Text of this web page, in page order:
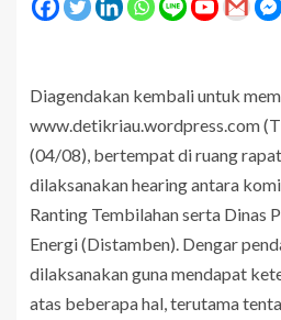
Diagendakan kembali untuk
www.detikriau.wordpress.com
(04/08), bertempat di ruang
dilaksanakan hearing antara
Ranting Tembilahan serta Dinas
Energi (Distamben). Dengar
dilaksanakan guna mendapat
atas beberapa hal, terutama